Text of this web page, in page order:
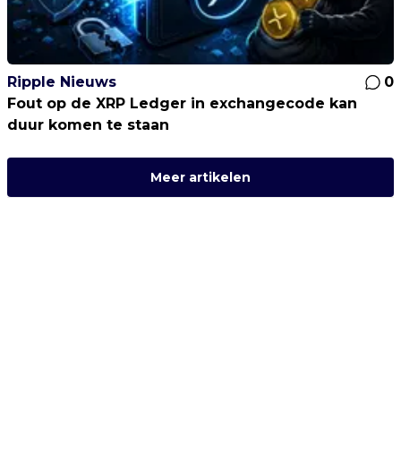
Ripple Nieuws
0
Fout op de XRP Ledger in exchangecode kan
duur komen te staan
Meer artikelen